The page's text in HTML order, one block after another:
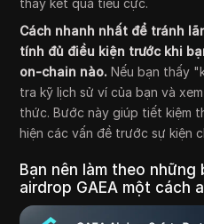
thấy kết quả tiêu cực.
Cách nhanh nhất để tránh
tính đủ điều kiện trước khi
on-chain nào. Nếu bạn thấy
tra kỹ lịch sử ví của bạn và
thức. Bước này giúp tiết kiệm
hiện các vấn đề trước sự kiện
Bạn nên làm theo những
airdrop GAEA một cách